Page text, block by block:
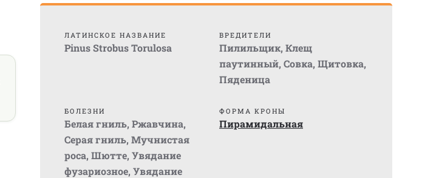
ЛАТИНСКОЕ НАЗВАНИЕ
Pinus Strobus Torulosa
ВРЕДИТЕЛИ
Пилильщик, Клещ
паутинный, Совка, Щитовка,
Пяденица
БОЛЕЗНИ
Белая гниль, Ржавчина,
Серая гниль, Мучнистая
роса, Шютте, Увядание
фузариозное, Увядание
ФОРМА КРОНЫ
Пирамидальная